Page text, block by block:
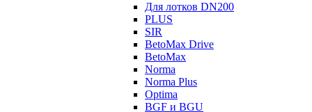
Для лотков DN200
PLUS
SIR
BetoMax Drive
BetoMax
Norma
Norma Plus
Optima
BGF и BGU